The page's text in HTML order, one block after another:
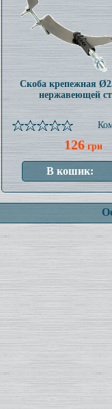
Скоба крепежная
нержавеющей
126грн